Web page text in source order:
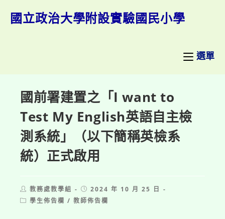
國立政治大學附設實驗國民小學
選單
國前署建置之「I want to
Test My English英語自主檢
測系統」（以下簡稱英檢系
統）正式啟用
Post
author:
教務處教學組
Post
published:
2024 年 10 月 25 日
Post學生佈告欄 / 教師佈告欄